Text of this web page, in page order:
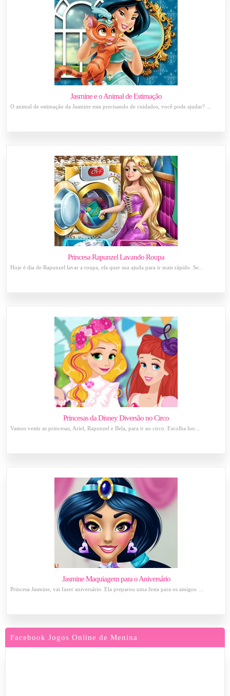
Jasmine e o Animal de Estimação
O animal de estimação da Jasmine esta precisando de cuidados, você pode ajudar? ...
Princesa Rapunzel Lavando Roupa
Hoje é dia de Rapunzel lavar a roupa, ela quer sua ajuda para ir mais rápido. Se...
Princesas da Disney Diversão no Circo
Vamos vestir as princesas, Ariel, Rapunzel e Bela, para ir ao circo. Escolha loo...
Jasmine Maquiagem para o Aniversário
Princesa Jasmine, vai fazer aniversário. Ela preparou uma festa para os amigos. ...
Facebook Jogos Online de Menina